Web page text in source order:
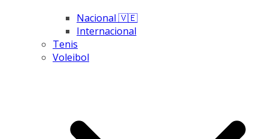
Nacional 🇻🇪
Internacional
Tenis
Voleibol